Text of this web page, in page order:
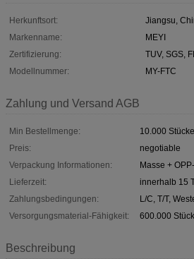
Herkunftsort:
Jiangsu,
Markenname:
MEYI
Zertifizierung:
TUV, SGS,
Modellnummer:
MY-FTC
Zahlung und Versand AGB
Min Bestellmenge:
10.000 Stücke
Preis:
negotiable
Verpackung Informationen:
Masse +
Lieferzeit:
innerhalb 15
Zahlungsbedingungen:
L/C, T/T,
Versorgungsmaterial-Fähigkeit:
600.000
Beschreibung